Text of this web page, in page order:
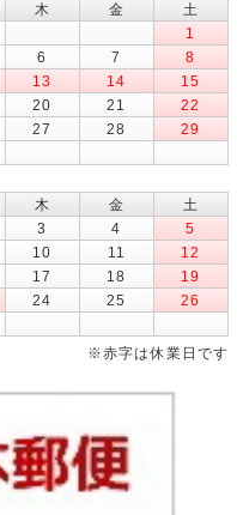
木 金
土
1
6 7
8
13 14
15
20 21
22
27 28
29
木 金
土
3 4
5
10 11
12
17 18
19
24 25
26
※赤字は休業日です